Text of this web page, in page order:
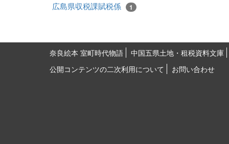
広島県収税課賦税係 1
奈良絵本 室町時代物語 中国五県土地・租税資料文庫
公開コンテンツの二次利用について
お問い合わせ